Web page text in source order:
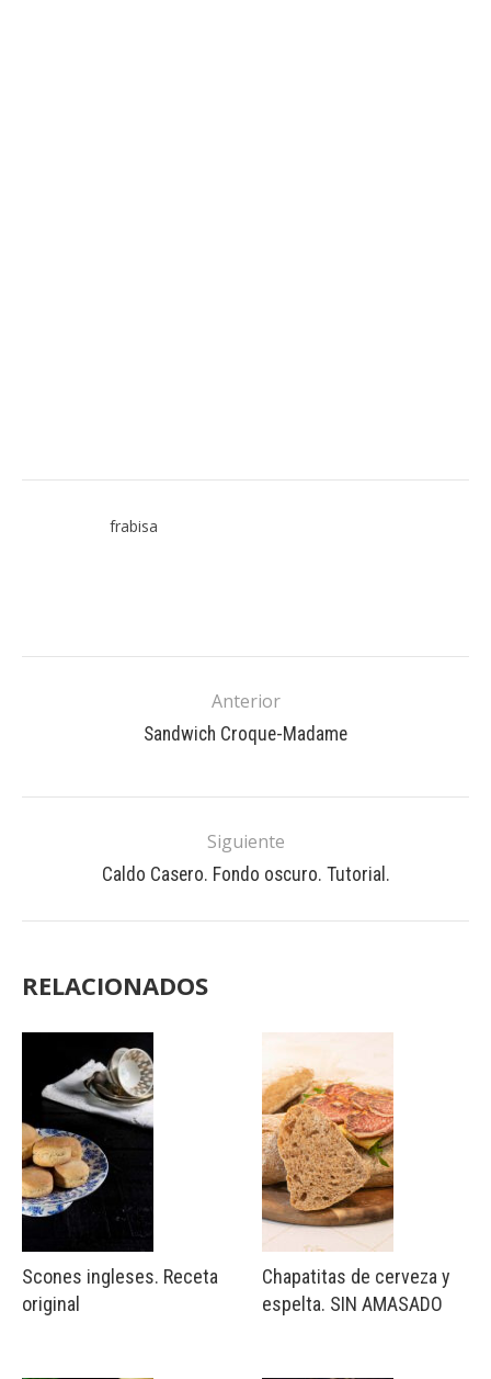
frabisa
Anterior
Sandwich Croque-Madame
Siguiente
Caldo Casero. Fondo oscuro. Tutorial.
RELACIONADOS
Scones ingleses. Receta
original
Chapatitas de cerveza y
espelta. SIN AMASADO